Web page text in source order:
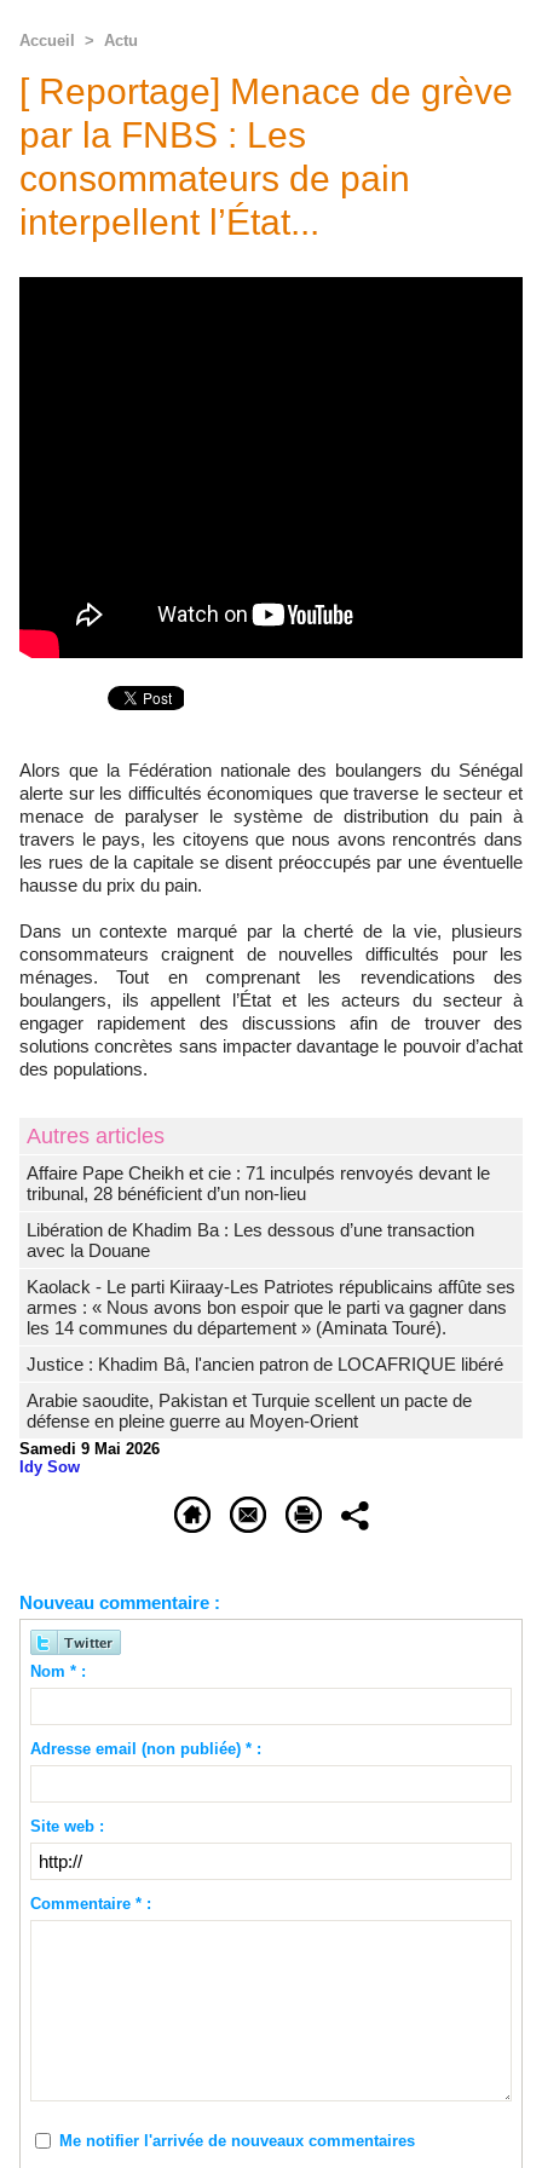
Accueil > Actu
[ Reportage] Menace de grève
par la FNBS : Les
consommateurs de pain
interpellent l’État...
Alors que la Fédération nationale des boulangers du Sénégal
alerte sur les difficultés économiques que traverse le secteur et
menace de paralyser le système de distribution du pain à
travers le pays, les citoyens que nous avons rencontrés dans
les rues de la capitale se disent préoccupés par une éventuelle
hausse du prix du pain.
Dans un contexte marqué par la cherté de la vie, plusieurs
consommateurs craignent de nouvelles difficultés pour les
ménages. Tout en comprenant les revendications des
boulangers, ils appellent l’État et les acteurs du secteur à
engager rapidement des discussions afin de trouver des
solutions concrètes sans impacter davantage le pouvoir d’achat
des populations.
Autres articles
Affaire Pape Cheikh et cie : 71 inculpés renvoyés devant le
tribunal, 28 bénéficient d’un non-lieu
Libération de Khadim Ba : Les dessous d’une transaction
avec la Douane
Kaolack - Le parti Kiiraay-Les Patriotes républicains affûte ses
armes : « Nous avons bon espoir que le parti va gagner dans
les 14 communes du département » (Aminata Touré).
Justice : Khadim Bâ, l'ancien patron de LOCAFRIQUE libéré
Arabie saoudite, Pakistan et Turquie scellent un pacte de
défense en pleine guerre au Moyen-Orient
Samedi 9 Mai 2026
Idy Sow
Nouveau commentaire :
Nom * :
Adresse email (non publiée) * :
Site web :
Commentaire * :
Me notifier l'arrivée de nouveaux commentaires